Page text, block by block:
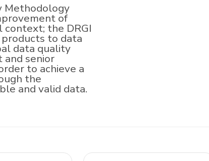
Methodology
of
context; the DRGI
to data
data quality
and senior
to achieve a
the
and valid data.